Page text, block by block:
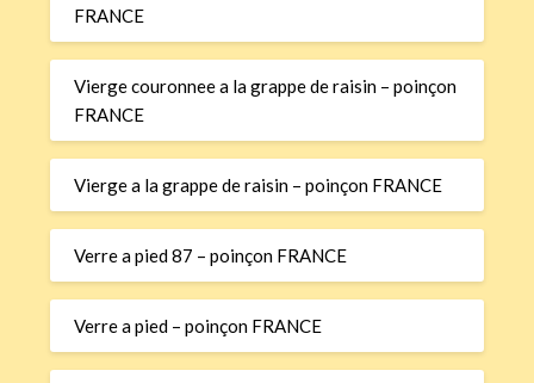
FRANCE
Vierge couronnee a la grappe de raisin – poinçon
FRANCE
Vierge a la grappe de raisin – poinçon FRANCE
Verre a pied 87 – poinçon FRANCE
Verre a pied – poinçon FRANCE